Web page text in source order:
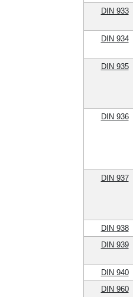
DIN 933
DIN 934
DIN 935
DIN 936
DIN 937
DIN 938
DIN 939
DIN 940
DIN 960